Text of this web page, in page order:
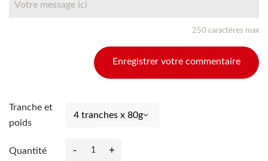
250 caractères max
Enregistrer votre commentaire
Tranche et
poids
Quantité - +